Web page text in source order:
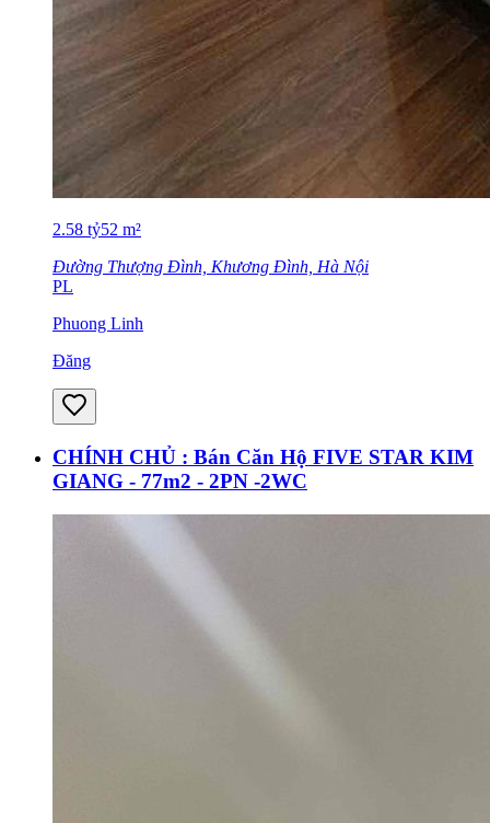
2.58 tỷ52 m²
Đường Thượng Đình, Khương Đình, Hà Nội
PL
Phuong Linh
Đăng
CHÍNH CHỦ : Bán Căn Hộ FIVE STAR KIM
GIANG - 77m2 - 2PN -2WC